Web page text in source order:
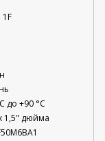
до +90 °C
1,5" дюйма